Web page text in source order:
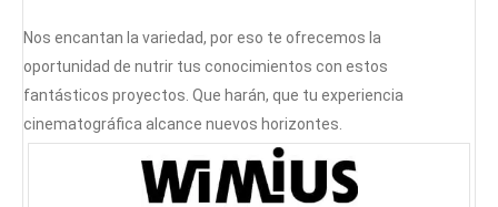
Nos encantan la variedad, por eso te ofrecemos la
oportunidad de nutrir tus conocimientos con estos
fantásticos proyectos. Que harán, que tu experiencia
cinematográfica alcance nuevos horizontes.